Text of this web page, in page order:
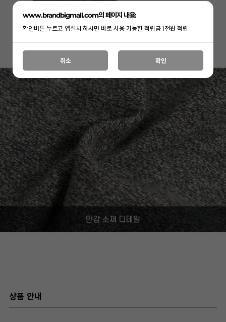
상품 안내
www.brandbigmall.com의 페이지 내용:
확인버튼 누르고 앱설치 하시면 바로 사용 가능한 적립금 1천원 적립
취소 확인